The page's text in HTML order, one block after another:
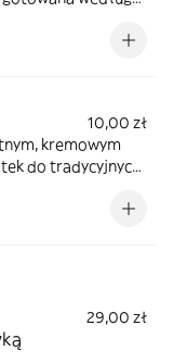
10,00 zł
kremowym
do tradycyjnych
dań mięsnych i
29,00 zł